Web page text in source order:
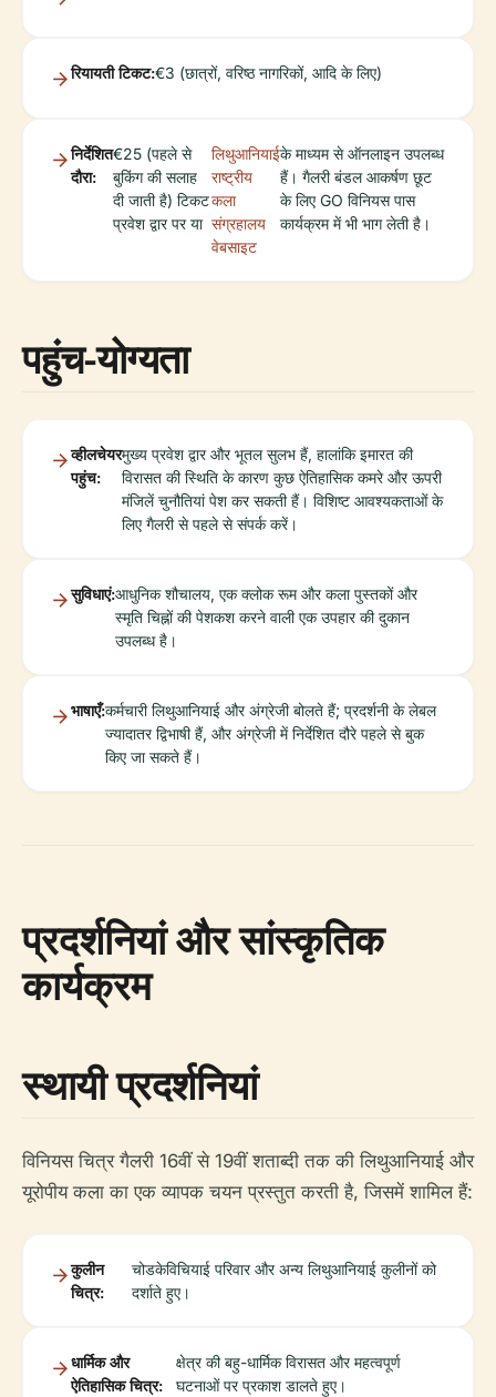
रियायती टिकट:€3 (छात्रों, वरिष्ठ नागरिकों, आदि के लिए)
निर्देशित
दौरा:
€25 (पहले से
बुकिंग की सलाह
दी जाती है) टिकट
प्रवेश द्वार पर या
लिथुआनियाई
राष्ट्रीय
कला
संग्रहालय
वेबसाइट
के माध्यम से ऑनलाइन उपलब्ध
हैं। गैलरी बंडल आकर्षण छूट
के लिए GO विनियस पास
कार्यक्रम में भी भाग लेती है।
पहुंच-योग्यता
व्हीलचेयर
पहुंच:
मुख्य प्रवेश द्वार और भूतल सुलभ हैं, हालांकि इमारत की
विरासत की स्थिति के कारण कुछ ऐतिहासिक कमरे और ऊपरी
मंजिलें चुनौतियां पेश कर सकती हैं। विशिष्ट आवश्यकताओं के
लिए गैलरी से पहले से संपर्क करें।
सुविधाएं:आधुनिक शौचालय, एक क्लोक रूम और कला पुस्तकों और
स्मृति चिह्नों की पेशकश करने वाली एक उपहार की दुकान
उपलब्ध है।
भाषाएँ:कर्मचारी लिथुआनियाई और अंग्रेजी बोलते हैं; प्रदर्शनी के लेबल
ज्यादातर द्विभाषी हैं, और अंग्रेजी में निर्देशित दौरे पहले से बुक
किए जा सकते हैं।
प्रदर्शनियां और सांस्कृतिक
कार्यक्रम
स्थायी प्रदर्शनियां
विनियस चित्र गैलरी 16वीं से 19वीं शताब्दी तक की लिथुआनियाई और
यूरोपीय कला का एक व्यापक चयन प्रस्तुत करती है, जिसमें शामिल हैं:
कुलीन
चित्र:
चोडकेविचियाई परिवार और अन्य लिथुआनियाई कुलीनों को
दर्शाते हुए।
धार्मिक और
ऐतिहासिक चित्र:
क्षेत्र की बहु-धार्मिक विरासत और महत्वपूर्ण
घटनाओं पर प्रकाश डालते हुए।